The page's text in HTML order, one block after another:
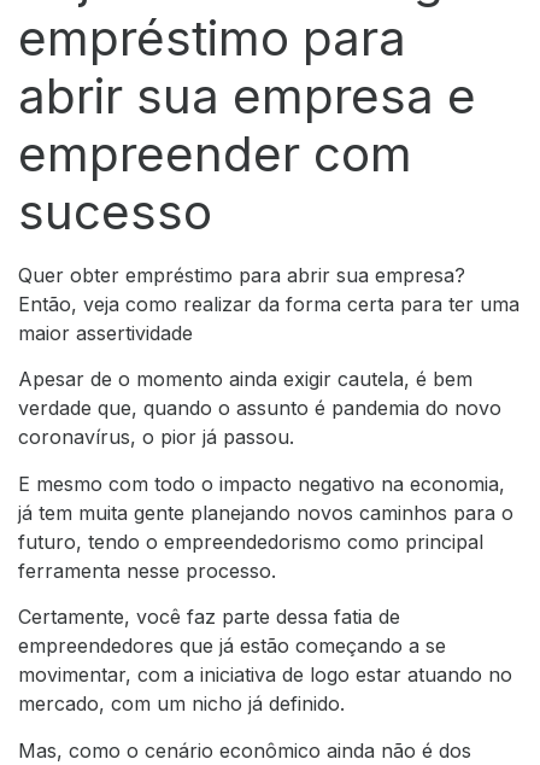
empréstimo para
abrir sua empresa e
empreender com
sucesso
Quer obter empréstimo para abrir sua empresa?
Então, veja como realizar da forma certa para ter uma
maior assertividade
Apesar de o momento ainda exigir cautela, é bem
verdade que, quando o assunto é pandemia do novo
coronavírus, o pior já passou.
E mesmo com todo o impacto negativo na economia,
já tem muita gente planejando novos caminhos para o
futuro, tendo o empreendedorismo como principal
ferramenta nesse processo.
Certamente, você faz parte dessa fatia de
empreendedores que já estão começando a se
movimentar, com a iniciativa de logo estar atuando no
mercado, com um nicho já definido.
Mas, como o cenário econômico ainda não é dos